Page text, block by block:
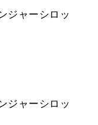
ジャーシロッ
ジャーシロッ